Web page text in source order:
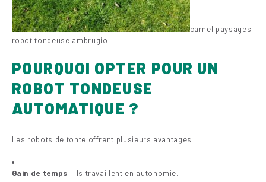
carnel paysages
robot tondeuse ambrugio
POURQUOI OPTER POUR UN
ROBOT TONDEUSE
AUTOMATIQUE ?
Les robots de tonte offrent plusieurs avantages :
Gain de temps : ils travaillent en autonomie.